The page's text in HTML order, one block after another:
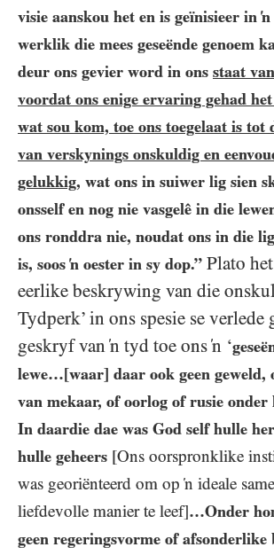
visie aanskou het en is geïnisieer in
werklik die mees geseënde genoem
deur ons gevier word in ons staat
voordat ons enige ervaring gehad
wat sou kom, toe ons toegelaat is tot
van verskynings onskuldig en
gelukkig, wat ons in suiwer lig sien
onsself en nog nie vasgelê in die
ons ronddra nie, noudat ons in die
is, soos ‘n oester in sy dop.” Plato
eerlike beskrywing van die
Tydperk’ in ons spesie se verlede
geskryf van ‘n tyd toe ons ‘n ‘
lewe…​[waar] daar ook geen geweld,
van mekaar, of oorlog of rusie
In daardie dae was God self hulle
hulle geheers [Ons oorspronklike
was georiënteerd om op ‘n ideale
liefdevolle manier te leef]…​Onder
geen regeringsvorme of afsonderlike